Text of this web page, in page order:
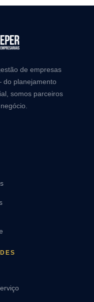
de empresas
planejamento
somos parceiros